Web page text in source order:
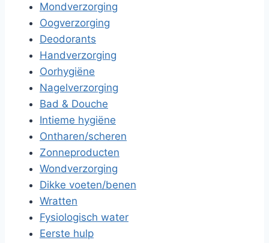
Mondverzorging
Oogverzorging
Deodorants
Handverzorging
Oorhygiëne
Nagelverzorging
Bad & Douche
Intieme hygiëne
Ontharen/scheren
Zonneproducten
Wondverzorging
Dikke voeten/benen
Wratten
Fysiologisch water
Eerste hulp